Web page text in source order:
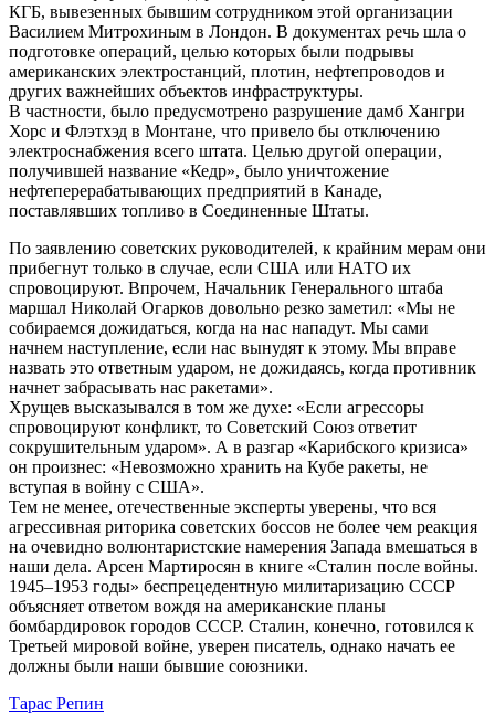
КГБ, вывезенных бывшим сотрудником этой организации
Василием Митрохиным в Лондон. В документах речь шла о
подготовке операций, целью которых были подрывы
американских электростанций, плотин, нефтепроводов и
других важнейших объектов инфраструктуры.
В частности, было предусмотрено разрушение дамб Хангри
Хорс и Флэтхэд в Монтане, что привело бы отключению
электроснабжения всего штата. Целью другой операции,
получившей название «Кедр», было уничтожение
нефтеперерабатывающих предприятий в Канаде,
поставлявших топливо в Соединенные Штаты.
По заявлению советских руководителей, к крайним мерам они
прибегнут только в случае, если США или НАТО их
спровоцируют. Впрочем, Начальник Генерального штаба
маршал Николай Огарков довольно резко заметил: «Мы не
собираемся дожидаться, когда на нас нападут. Мы сами
начнем наступление, если нас вынудят к этому. Мы вправе
назвать это ответным ударом, не дожидаясь, когда противник
начнет забрасывать нас ракетами».
Хрущев высказывался в том же духе: «Если агрессоры
спровоцируют конфликт, то Советский Союз ответит
сокрушительным ударом». А в разгар «Карибского кризиса»
он произнес: «Невозможно хранить на Кубе ракеты, не
вступая в войну с США».
Тем не менее, отечественные эксперты уверены, что вся
агрессивная риторика советских боссов не более чем реакция
на очевидно волюнтаристские намерения Запада вмешаться в
наши дела. Арсен Мартиросян в книге «Сталин после войны.
1945–1953 годы» беспрецедентную милитаризацию СССР
объясняет ответом вождя на американские планы
бомбардировок городов СССР. Сталин, конечно, готовился к
Третьей мировой войне, уверен писатель, однако начать ее
должны были наши бывшие союзники.
Тарас Репин